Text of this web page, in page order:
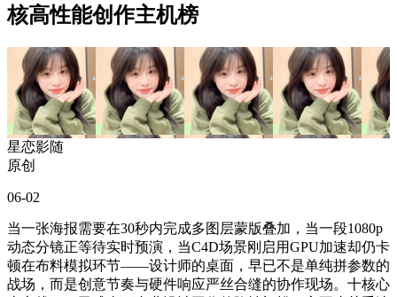
核高性能创作主机榜
星恋影随
原创
06-02
当一张海报需要在30秒内完成多图层蒙版叠加，当一段1080p
动态分镜正等待实时预演，当C4D场景刚启用GPU加速却仍卡
顿在布料模拟环节——设计师的桌面，早已不是单纯拼参数的
战场，而是创意节奏与硬件响应严丝合缝的协作现场。十核心